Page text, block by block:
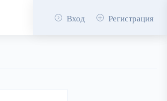
Вход Регистрация